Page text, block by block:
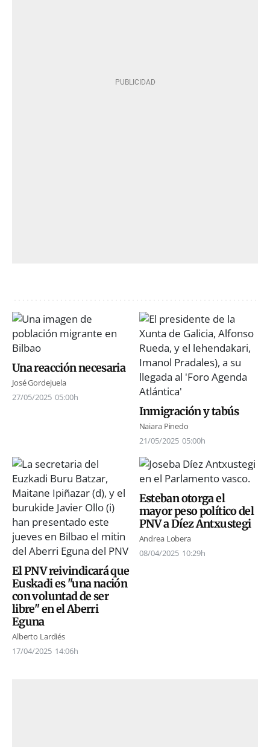
Una reacción necesaria
José Gordejuela
27/05/2025 05:00h
Inmigración y tabús
Naiara Pinedo
21/05/2025 05:00h
El PNV reivindicará que
Euskadi es "una nación
con voluntad de ser
libre" en el Aberri
Eguna
Alberto Lardiés
17/04/2025 14:06h
Esteban otorga el
mayor peso político del
PNV a Díez Antxustegi
Andrea Lobera
08/04/2025 10:29h